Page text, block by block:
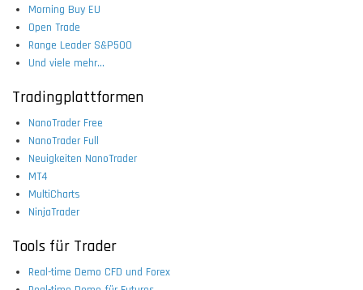
Morning Buy EU
Open Trade
Range Leader S&P500
Und viele mehr...
Tradingplattformen
NanoTrader Free
NanoTrader Full
Neuigkeiten NanoTrader
MT4
MultiCharts
NinjaTrader
Tools für Trader
Real-time Demo CFD und Forex